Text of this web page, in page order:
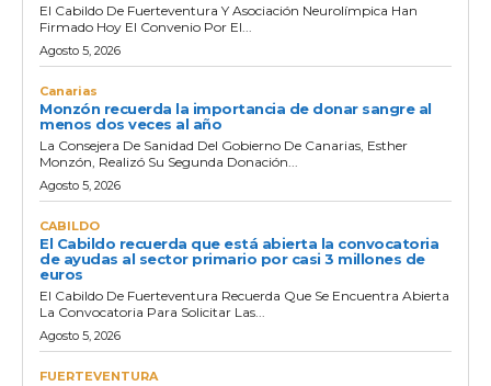
El Cabildo De Fuerteventura Y Asociación Neurolímpica Han
Firmado Hoy El Convenio Por El...
Agosto 5, 2026
Canarias
Monzón recuerda la importancia de donar sangre al
menos dos veces al año
La Consejera De Sanidad Del Gobierno De Canarias, Esther
Monzón, Realizó Su Segunda Donación...
Agosto 5, 2026
CABILDO
El Cabildo recuerda que está abierta la convocatoria
de ayudas al sector primario por casi 3 millones de
euros
El Cabildo De Fuerteventura Recuerda Que Se Encuentra Abierta
La Convocatoria Para Solicitar Las...
Agosto 5, 2026
FUERTEVENTURA